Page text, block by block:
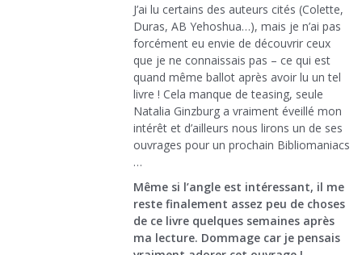
J’ai lu certains des auteurs cités (Colette,
Duras, AB Yehoshua…), mais je n’ai pas
forcément eu envie de découvrir ceux
que je ne connaissais pas – ce qui est
quand même ballot après avoir lu un tel
livre ! Cela manque de teasing, seule
Natalia Ginzburg a vraiment éveillé mon
intérêt et d’ailleurs nous lirons un de ses
ouvrages pour un prochain Bibliomaniacs
…
Même si l’angle est intéressant, il me
reste finalement assez peu de choses
de ce livre quelques semaines après
ma lecture. Dommage car je pensais